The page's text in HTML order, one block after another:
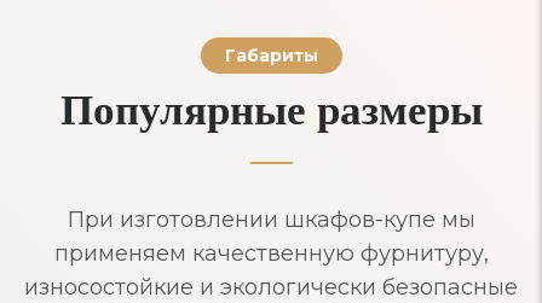
Габариты
Популярные размеры
При изготовлении шкафов-купе мы
применяем качественную фурнитуру,
износостойкие и экологически безопасные